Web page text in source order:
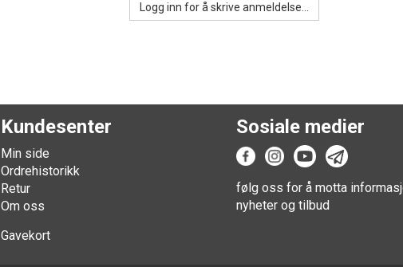
Logg inn for å skrive anmeldelse...
Kundesenter
Min side
Ordrehistorikk
Retur
Om oss
Gavekort
Sosiale medier
følg oss for å motta
nyheter og tilbud